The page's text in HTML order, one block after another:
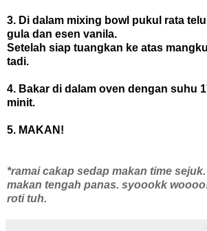
3. Di dalam mixing bowl pukul rata
gula dan esen vanila.
Setelah siap tuangkan ke atas
tadi.
4. Bakar di dalam oven dengan suhu
minit.
5. MAKAN!
*ramai cakap sedap makan time
makan tengah panas. syoookk
roti tuh.